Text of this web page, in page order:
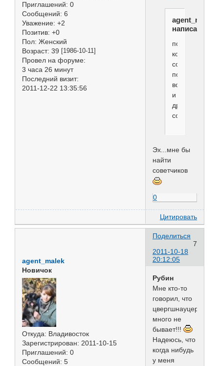
Приглашений: 0
Сообщений: 6
Уважение: +2
Позитив: +0
Пол: Женский
Возраст: 39 [1986-10-11]
Провел на форуме:
3 часа 26 минут
Последний визит:
2011-12-22 13:35:56
agent_malek
написал(а):
получаем
компетентные
советы
по
воспитанию
и
дрессировки
собаки
Эх...мне бы
найти
советчиков
0
Цитировать
Поделиться
7
2011-10-18
20:12:05
agent_malek
Новичок
Откуда: Владивосток
Зарегистрирован: 2011-10-15
Приглашений: 0
Сообщений: 5
Рубин
Мне кто-то
говорил, что
цвергшнауцеров
много не
бывает!!!
Надеюсь, что
когда нибудь
у меня